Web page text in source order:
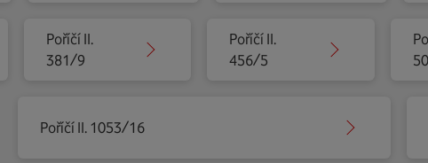
Poříčí II.
381/9
Poříčí II.
456/5
Poříčí II. 1053/16